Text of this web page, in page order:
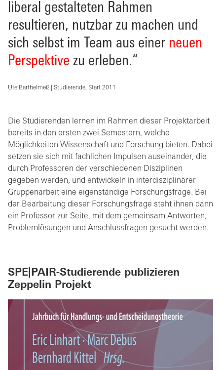
liberal gestalteten Rahmen
resultieren, nutzbar zu machen und
sich selbst im Team aus einer neuen
Perspektive zu erleben.“
Ute Barthelmeß | Studierende, Start 2011
Die Studierenden lernen im Rahmen dieser Projektarbeit
bereits in den ersten zwei Semestern, welche
Möglichkeiten Wissenschaft und Forschung bieten. Dabei
setzen sie sich mit fachlichen Impulsen auseinander, die
durch Professoren der verschiedenen Disziplinen
gegeben werden, und entwickeln in interdisziplinärer
Gruppenarbeit eine eigenständige Forschungsfrage. Bei
der Bearbeitung dieser Forschungsfrage steht ihnen dann
ein Professor zur Seite, mit dem gemeinsam Antworten,
Problemlösungen und Anschlussfragen gesucht werden.
SPE|PAIR-Studierende publizieren
Zeppelin Projekt